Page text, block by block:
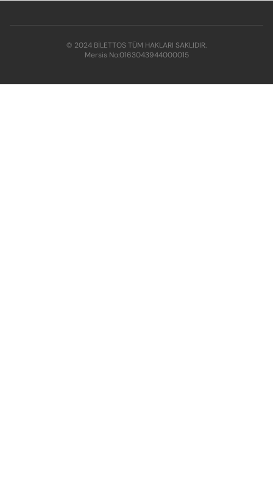
© 2024 BİLETTOS TÜM HAKLARI SAKLIDIR.
Mersis No:0163043944000015